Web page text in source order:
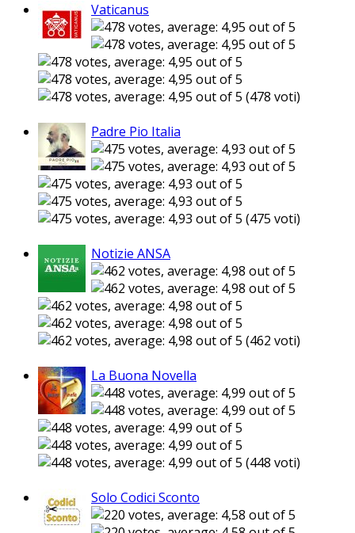
Vaticanus
(478 voti)
Padre Pio Italia
(475 voti)
Notizie ANSA
(462 voti)
La Buona Novella
(448 voti)
Solo Codici Sconto